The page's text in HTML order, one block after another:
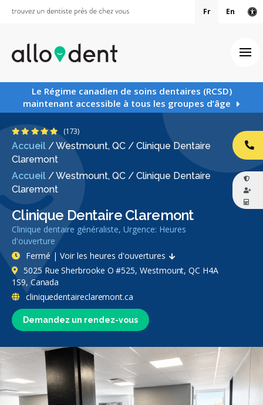
Fr En
Le Régime canadien de soins dentaires (RCSD)
maintenant accessible à tous les groupes d’âge
Accueil /Westmount, QC / Clinique Dentaire
Claremont
Accueil /Westmount, QC / Clinique Dentaire
Claremont
Clinique Dentaire Claremont
Clinique dentaire généraliste, Urgence: Heures
d'ouverture
4.8 étoiles
(173)
Demandez un rendez-vous
Fermé | Voir les heures d'ouvertures
5025 Rue Sherbrooke O #525, Westmount, QC H4A
1S9, Canada
cliniquedentaireclaremont.ca